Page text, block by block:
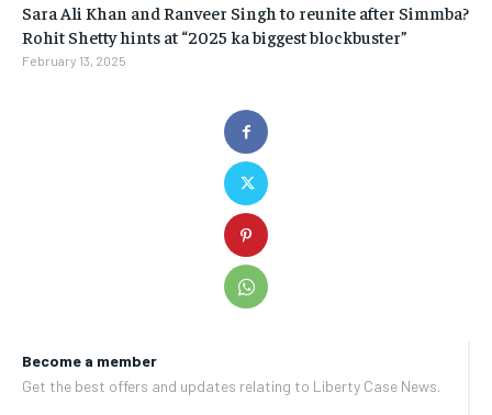
Become a member
Get the best offers and updates relating to Liberty Case News.
Sara Ali Khan and Ranveer Singh to reunite after Simmba?
Rohit Shetty hints at “2025 ka biggest blockbuster”
February 13, 2025